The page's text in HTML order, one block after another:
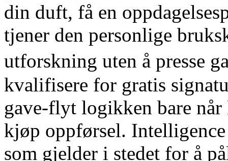
din duft, få en
tjener den personlige
utforskning uten å presse
kvalifisere for gratis
gave-flyt logikken bare når
kjøp oppførsel.
som gjelder i stedet for å